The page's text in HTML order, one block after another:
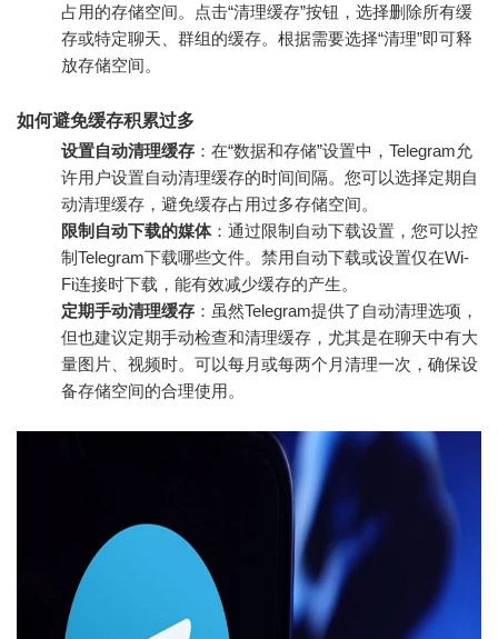
占用的存储空间。点击“清理缓存”按钮，选择删除所有缓
存或特定聊天、群组的缓存。根据需要选择“清理”即可释
放存储空间。
如何避免缓存积累过多
设置自动清理缓存 ：在“数据和存储”设置中，Telegram允
许用户设置自动清理缓存的时间间隔。您可以选择定期自
动清理缓存，避免缓存占用过多存储空间。
限制自动下载的媒体：通过限制自动下载设置，您可以控
制Telegram下载哪些文件。禁用自动下载或设置仅在Wi-
Fi连接时下载，能有效减少缓存的产生。
定期手动清理缓存 ：虽然Telegram提供了自动清理选项，
但也建议定期手动检查和清理缓存，尤其是在聊天中有大
量图片、视频时。可以每月或每两个月清理一次，确保设
备存储空间的合理使用。